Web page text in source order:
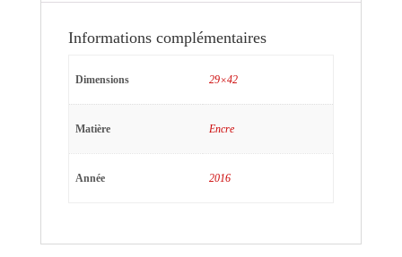
Informations complémentaires
Dimensions 29×42
Matière Encre
Année 2016